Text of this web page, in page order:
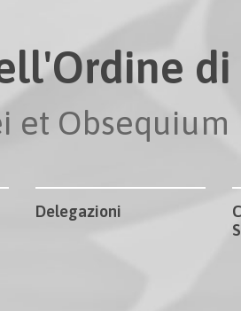
et Obsequium
Delegazioni